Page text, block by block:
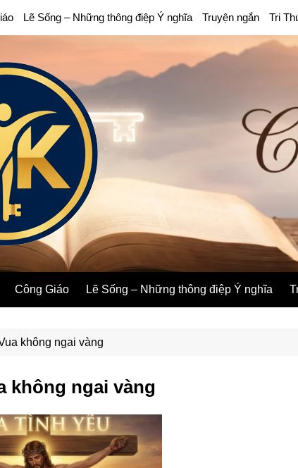
Lẽ Sống – Những thông điệp Ý nghĩa Truyện ngắn Tri
Công Giáo Lẽ Sống – Những thông điệp Ý nghĩa
không ngai vàng
không ngai vàng